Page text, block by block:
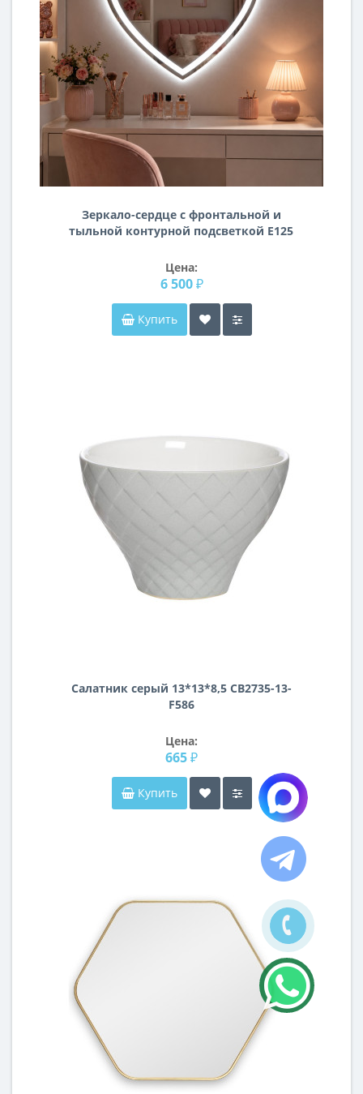
Зеркало-сердце с фронтальной и
тыльной контурной подсветкой E125
Цена:
6 500 ₽
Купить
Салатник серый 13*13*8,5 CB2735-13-
F586
Цена:
665 ₽
Купить